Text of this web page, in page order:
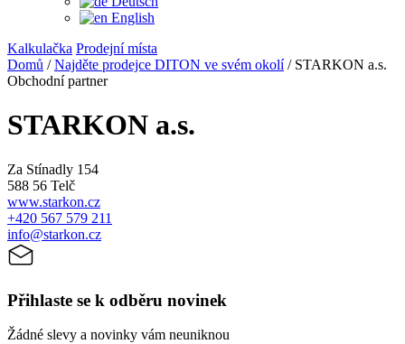
English
Kalkulačka Prodejní místa
Domů /Najděte prodejce DITON ve svém okolí/ STARKON a.s.
Obchodní partner
STARKON a.s.
Za Stínadly 154
588 56 Telč
www.starkon.cz
+420 567 579 211
info@starkon.cz
Přihlaste se k odběru novinek
Žádné slevy a novinky vám neuniknou